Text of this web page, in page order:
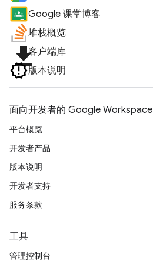
Google 课堂博客
堆栈概览
file_download客户端库
版本说明
面向开发者的 Google Workspace
平台概览
开发者产品
版本说明
开发者支持
服务条款
工具
管理控制台